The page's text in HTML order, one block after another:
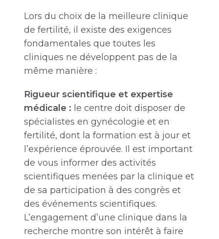
Lors du choix de la meilleure clinique
de fertilité, il existe des exigences
fondamentales que toutes les
cliniques ne développent pas de la
même manière :
Rigueur scientifique et expertise
médicale : le centre doit disposer de
spécialistes en gynécologie et en
fertilité, dont la formation est à jour et
l’expérience éprouvée. Il est important
de vous informer des activités
scientifiques menées par la clinique et
de sa participation à des congrès et
des événements scientifiques.
L’engagement d’une clinique dans la
recherche montre son intérêt à faire